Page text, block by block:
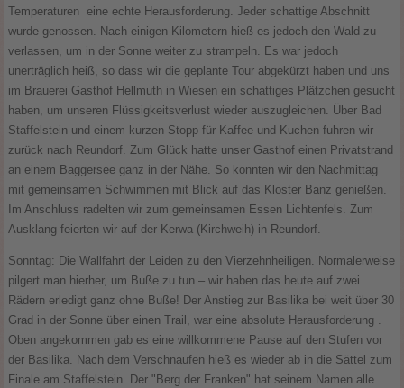
Temperaturen eine echte Herausforderung. Jeder schattige Abschnitt
wurde genossen. Nach einigen Kilometern hieß es jedoch den Wald zu
verlassen, um in der Sonne weiter zu strampeln. Es war jedoch
unerträglich heiß, so dass wir die geplante Tour abgekürzt haben und uns
im Brauerei Gasthof Hellmuth in Wiesen ein schattiges Plätzchen gesucht
haben, um unseren Flüssigkeitsverlust wieder auszugleichen. Über Bad
Staffelstein und einem kurzen Stopp für Kaffee und Kuchen fuhren wir
zurück nach Reundorf. Zum Glück hatte unser Gasthof einen Privatstrand
an einem Baggersee ganz in der Nähe. So konnten wir den Nachmittag
mit gemeinsamen Schwimmen mit Blick auf das Kloster Banz genießen.
Im Anschluss radelten wir zum gemeinsamen Essen Lichtenfels. Zum
Ausklang feierten wir auf der Kerwa (Kirchweih) in Reundorf.
Sonntag: Die Wallfahrt der Leiden zu den Vierzehnheiligen. Normalerweise
pilgert man hierher, um Buße zu tun – wir haben das heute auf zwei
Rädern erledigt ganz ohne Buße! Der Anstieg zur Basilika bei weit über 30
Grad in der Sonne über einen Trail, war eine absolute Herausforderung .
Oben angekommen gab es eine willkommene Pause auf den Stufen vor
der Basilika. Nach dem Verschnaufen hieß es wieder ab in die Sättel zum
Finale am Staffelstein. Der "Berg der Franken" hat seinem Namen alle